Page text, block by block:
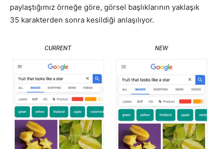
paylaştığımız örneğe göre, görsel başlıklarının yaklaşık
35 karakterden sonra kesildiği anlaşılıyor.